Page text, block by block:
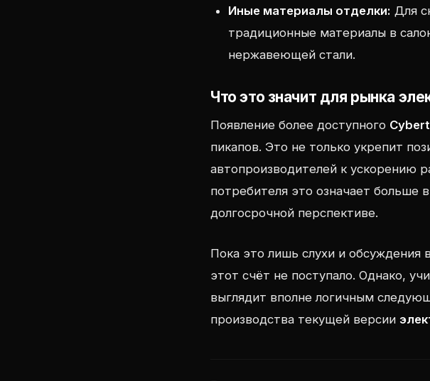
Иные материалы отделки: Для
традиционные материалы в
нержавеющей стали.
Что это значит для рынка
Появление более доступного
пикапов. Это не только укрепит
автопроизводителей к ускорению
потребителя это означает больше
долгосрочной перспективе.
Пока это лишь слухи и обсуждения
этот счёт не поступало. Однако,
выглядит вполне логичным
производства текущей версии